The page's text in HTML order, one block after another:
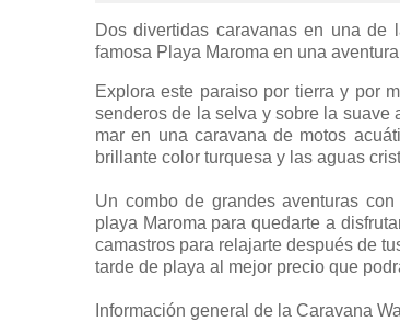
Dos divertidas caravanas en una
famosa Playa Maroma en una
Explora este paraiso por tierra y por
senderos de la selva y sobre la suave
mar en una caravana de motos
brillante color turquesa y las aguas
Un combo de grandes aventuras
playa Maroma para quedarte a
camastros para relajarte después de
tarde de playa al mejor precio que
Información general de la Caravana